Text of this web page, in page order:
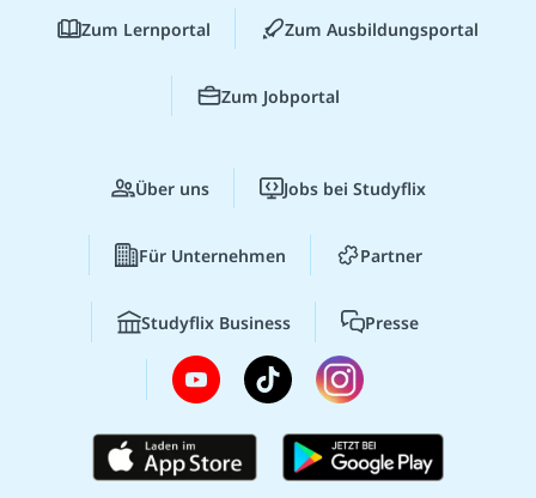
Zum Lernportal Zum Ausbildungsportal
Zum Jobportal
Über uns Jobs bei Studyflix
Für Unternehmen Partner
Studyflix Business Presse